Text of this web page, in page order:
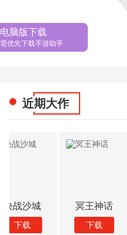
电脑版下载
需优先下载手游助手
近期大作
战场生存20 大炮射